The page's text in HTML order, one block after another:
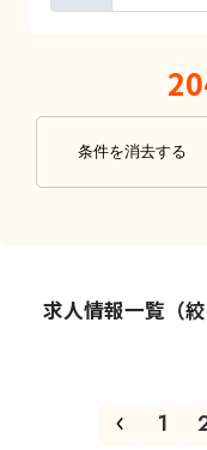
条件を消去する
求人情報一覧（絞
1